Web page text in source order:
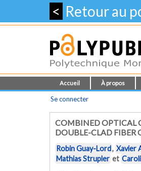
< Retour au
Accueil À propos
Se connecter
COMBINED OPTICAL
DOUBLE-CLAD FIBER
Robin Guay-Lord, Xavier
Mathias Strupler et